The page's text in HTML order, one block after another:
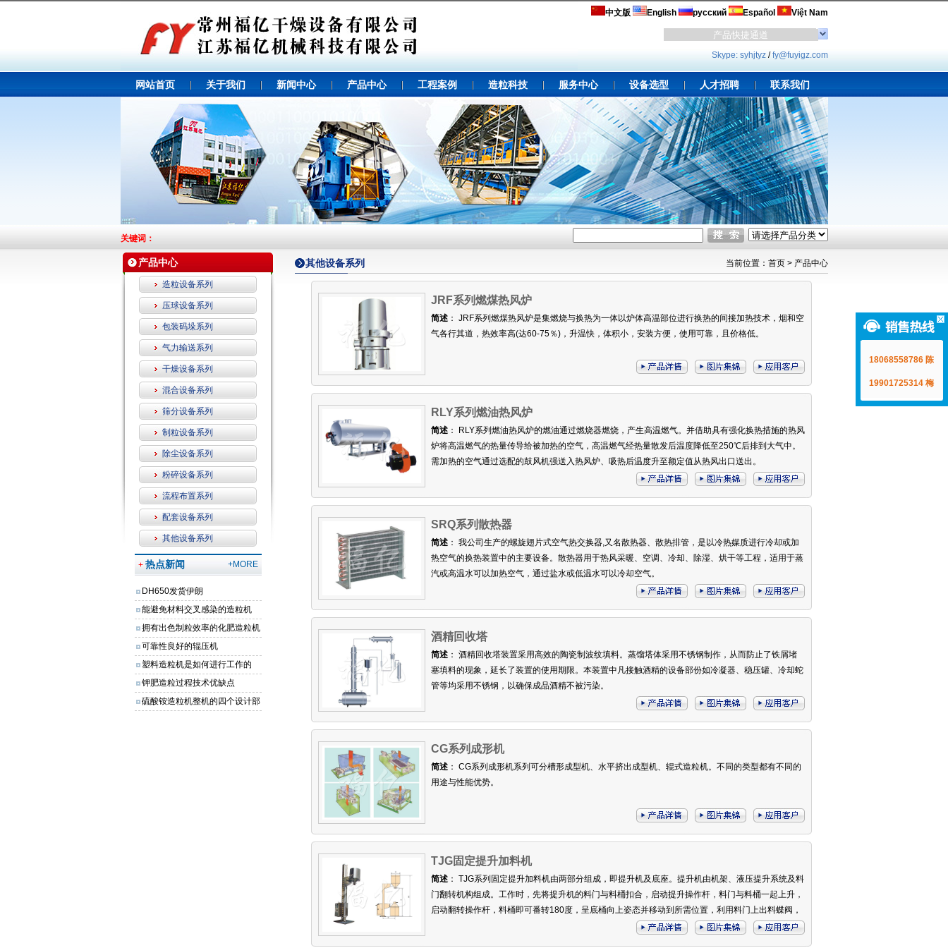
中文版 English русский Español Việt Nam
Skype: syhjtyz/fy@fuyigz.com
网站首页 关于我们 新闻中心 产品中心 工程案例 造粒科技 服务中心 设备选型 人才招聘 联系我们
关键词：
产品中心
造粒设备系列
压球设备系列
包装码垛系列
气力输送系列
干燥设备系列
混合设备系列
筛分设备系列
制粒设备系列
除尘设备系列
粉碎设备系列
流程布置系列
配套设备系列
其他设备系列
+MORE
+ 热点新闻
DH650发货伊朗
能避免材料交叉感染的造粒机
拥有出色制粒效率的化肥造粒机
可靠性良好的辊压机
塑料造粒机是如何进行工作的
钾肥造粒过程技术优缺点
硫酸铵造粒机整机的四个设计部
当前位置： 首页> 产品中心
其他设备系列
JRF系列燃煤热风炉
简述： JRF系列燃煤热风炉是集燃烧与换热为一体以炉体高温部位进行换热的间接加热技术，烟和空
气各行其道，热效率高(达60-75％)，升温快，体积小，安装方便，使用可靠，且价格低。
RLY系列燃油热风炉
简述： RLY系列燃油热风炉的燃油通过燃烧器燃烧，产生高温燃气。并借助具有强化换热措施的热风
炉将高温燃气的热量传导给被加热的空气，高温燃气经热量散发后温度降低至250℃后排到大气中。
需加热的空气通过选配的鼓风机强送入热风炉、吸热后温度升至额定值从热风出口送出。
SRQ系列散热器
简述： 我公司生产的螺旋翅片式空气热交换器,又名散热器、散热排管，是以冷热媒质进行冷却或加
热空气的换热装置中的主要设备。散热器用于热风采暖、空调、冷却、除湿、烘干等工程，适用于蒸
汽或高温水可以加热空气，通过盐水或低温水可以冷却空气。
酒精回收塔
简述： 酒精回收塔装置采用高效的陶瓷制波纹填料。蒸馏塔体采用不锈钢制作，从而防止了铁屑堵
塞填料的现象，延长了装置的使用期限。本装置中凡接触酒精的设备部份如冷凝器、稳压罐、冷却蛇
管等均采用不锈钢，以确保成品酒精不被污染。
CG系列成形机
简述： CG系列成形机系列可分槽形成型机、水平挤出成型机、辊式造粒机。不同的类型都有不同的
用途与性能优势。
TJG固定提升加料机
简述： TJG系列固定提升加料机由两部分组成，即提升机及底座。提升机由机架、液压提升系统及料
门翻转机构组成。工作时，先将提升机的料门与料桶扣合，启动提升操作杆，料门与料桶一起上升，
启动翻转操作杆，料桶即可番转180度，呈底桶向上姿态并移动到所需位置，利用料门上出料蝶阀，
18068558786 陈
19901725314 梅